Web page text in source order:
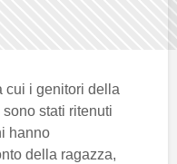
cui i genitori della
stati ritenuti
hanno
della ragazza,